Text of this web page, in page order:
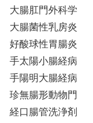
大腸肛門外科学
大腸菌性乳房炎
好酸球性胃腸炎
手太陽小腸経病
手陽明大腸経病
珍無腸形動物門
経口腸管洗浄剤